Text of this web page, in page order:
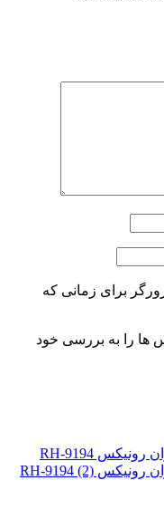
برای زمانی که
ها را به بررسی خود